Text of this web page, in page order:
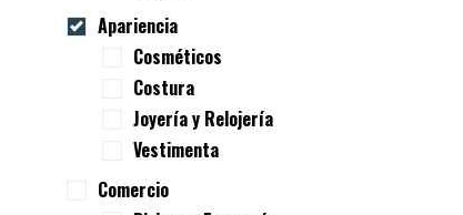
Apariencia
Cosméticos
Costura
Joyería y Relojería
Vestimenta
Comercio